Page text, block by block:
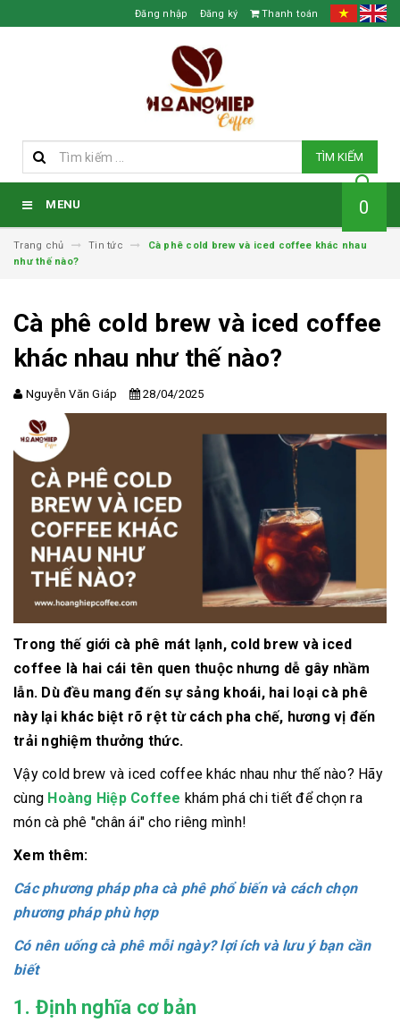
Đăng nhập Đăng ký Thanh toán
TÌM KIẾM
MENU 0
Trang chủ Tin tức
Cà phê cold brew và iced coffee khác nhau
như thế nào?
Cà phê cold brew và iced coffee
khác nhau như thế nào?
Nguyễn Văn Giáp 28/04/2025
Trong thế giới cà phê mát lạnh, cold brew và iced
coffee là hai cái tên quen thuộc nhưng dễ gây nhầm
lẫn. Dù đều mang đến sự sảng khoái, hai loại cà phê
này lại khác biệt rõ rệt từ cách pha chế, hương vị đến
trải nghiệm thưởng thức.
Vậy cold brew và iced coffee khác nhau như thế nào? Hãy
cùng Hoàng Hiệp Coffee khám phá chi tiết để chọn ra
món cà phê "chân ái" cho riêng mình!
Xem thêm:
Các phương pháp pha cà phê phổ biến và cách chọn
phương pháp phù hợp
Có nên uống cà phê mỗi ngày? lợi ích và lưu ý bạn cần
biết
1. Định nghĩa cơ bản